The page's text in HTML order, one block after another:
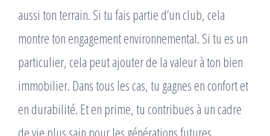
aussi ton terrain. Si tu fais partie d’un club, cela
montre ton engagement environnemental. Si tu es un
particulier, cela peut ajouter de la valeur à ton bien
immobilier. Dans tous les cas, tu gagnes en confort et
en durabilité. Et en prime, tu contribues à un cadre
de vie plus sain pour les générations futures.